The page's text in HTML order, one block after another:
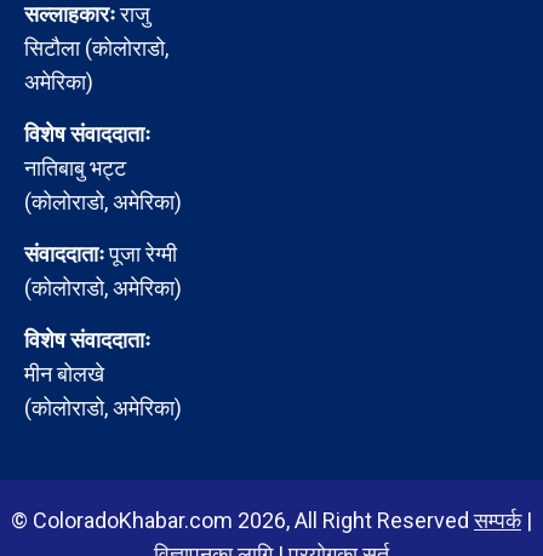
सल्लाहकारःराजु
सिटौला (कोलोराडो,
अमेरिका)
विशेष संवाददाताः
नातिबाबु भट्ट
(कोलोराडो, अमेरिका)
संवाददाताःपूजा रेग्मी
(कोलोराडो, अमेरिका)
विशेष संवाददाताः
मीन बोलखे
(कोलोराडो, अमेरिका)
© ColoradoKhabar.com 2026, All Right Reservedसम्पर्क|